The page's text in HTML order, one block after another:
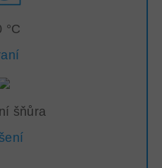
°C
šňůra